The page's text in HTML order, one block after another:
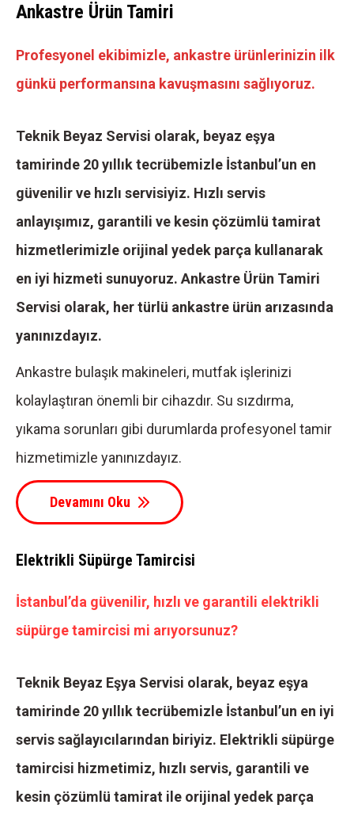
Ankastre Ürün Tamiri
Profesyonel ekibimizle, ankastre ürünlerinizin ilk
günkü performansına kavuşmasını sağlıyoruz.
Teknik Beyaz Servisi olarak, beyaz eşya
tamirinde 20 yıllık tecrübemizle İstanbul’un en
güvenilir ve hızlı servisiyiz. Hızlı servis
anlayışımız, garantili ve kesin çözümlü tamirat
hizmetlerimizle orijinal yedek parça kullanarak
en iyi hizmeti sunuyoruz. Ankastre Ürün Tamiri
Servisi olarak, her türlü ankastre ürün arızasında
yanınızdayız.
Ankastre bulaşık makineleri, mutfak işlerinizi
kolaylaştıran önemli bir cihazdır. Su sızdırma,
yıkama sorunları gibi durumlarda profesyonel tamir
hizmetimizle yanınızdayız.
Devamını Oku
Elektrikli Süpürge Tamircisi
İstanbul’da güvenilir, hızlı ve garantili elektrikli
süpürge tamircisi mi arıyorsunuz?
Teknik Beyaz Eşya Servisi olarak, beyaz eşya
tamirinde 20 yıllık tecrübemizle İstanbul’un en iyi
servis sağlayıcılarından biriyiz. Elektrikli süpürge
tamircisi hizmetimiz, hızlı servis, garantili ve
kesin çözümlü tamirat ile orijinal yedek parça